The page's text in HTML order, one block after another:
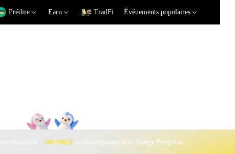
Prédire Earn TradFi Événements populaires
ensemble · 500 000 $ de récompenses avec Pudgy Penguins